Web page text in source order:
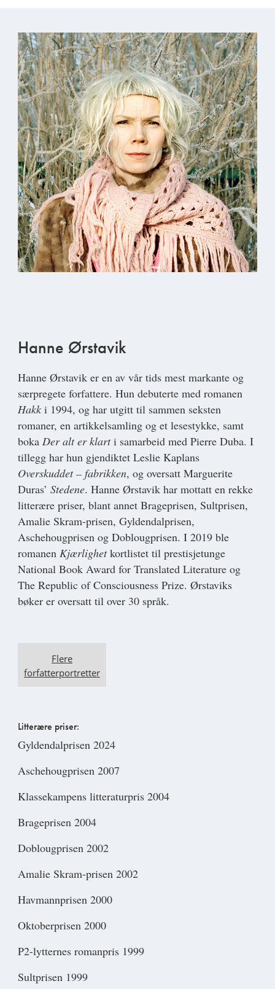
Hanne Ørstavik
Hanne Ørstavik er en av vår tids mest markante og
særpregete forfattere. Hun debuterte med romanen
Hakk i 1994, og har utgitt til sammen seksten
romaner, en artikkelsamling og et lesestykke, samt
boka Der alt er klarti samarbeid med Pierre Duba. I
tillegg har hun gjendiktet Leslie Kaplans
Overskuddet – fabrikken, og oversatt Marguerite
Duras’ Stedene. Hanne Ørstavik har mottatt en rekke
litterære priser, blant annet Brageprisen, Sultprisen,
Amalie Skram-prisen, Gyldendalprisen,
Aschehougprisen og Doblougprisen. I 2019 ble
romanen Kjærlighetkortlistet til prestisjetunge
National Book Award for Translated Literature og
The Republic of Consciousness Prize. Ørstaviks
bøker er oversatt til over 30 språk.
Flere
forfatterportretter
Litterære priser:
Gyldendalprisen 2024
Aschehougprisen 2007
Klassekampens litteraturpris 2004
Brageprisen 2004
Doblougprisen 2002
Amalie Skram-prisen 2002
Havmannprisen 2000
Oktoberprisen 2000
P2-lytternes romanpris 1999
Sultprisen 1999